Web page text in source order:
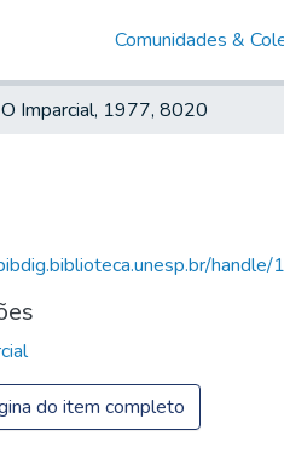
Comunidades &
O Imparcial, 1977, 8020
do item completo